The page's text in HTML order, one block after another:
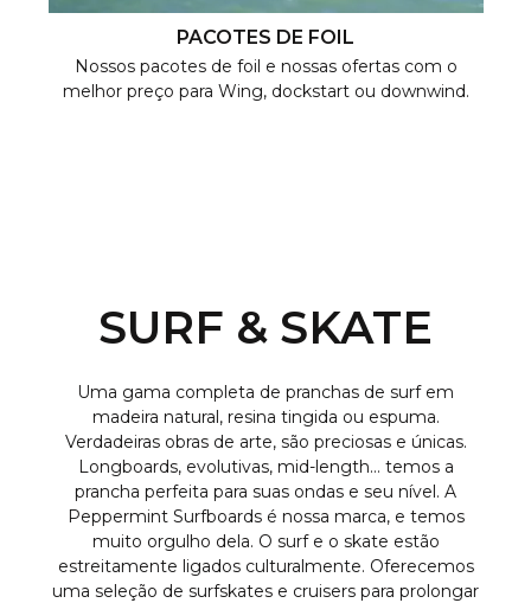
PACOTES DE FOIL
Nossos pacotes de foil e nossas ofertas com o
melhor preço para Wing, dockstart ou downwind.
SURF & SKATE
Uma gama completa de pranchas de surf em
madeira natural, resina tingida ou espuma.
Verdadeiras obras de arte, são preciosas e únicas.
Longboards, evolutivas, mid-length… temos a
prancha perfeita para suas ondas e seu nível. A
Peppermint Surfboards é nossa marca, e temos
muito orgulho dela. O surf e o skate estão
estreitamente ligados culturalmente. Oferecemos
uma seleção de surfskates e cruisers para prolongar